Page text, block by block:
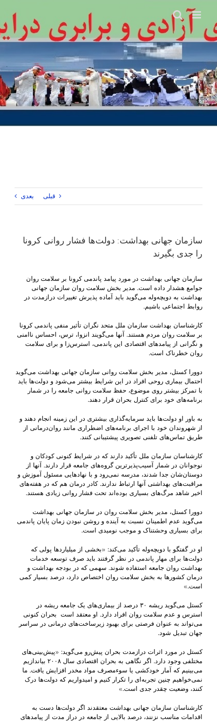
content
قبلی بعدی
سازمان جهانی بهداشت: دولت‌ها فشار روانی کرونا
را جدی بگیرند
سازمان جهانی بهداشت در مورد پیامد پاندمی کرونا بر سلامت روان
جوامع هشدار داده است. مدیر بخش سلامت روان سازمان جهانی
بهداشت به دویچه‌وله می‌گوید باید آماده پذیرش تغییرات درازمدت در
روابط‌ اجتماعی‌ باشیم.
کارشناسان بهداشت سازمان ملل متحد نگران تأثیر منفی پاندمی کرونا
بر سلامت روان مردم هستند. آنها می‌گویند انزوا، ترس، احساس ناامنی
و نگرانی از پیامدهای اقتصادی این پاندمی، استرس‌زا و برای سلامت
روان خطرناک است.
دوورا کستل، مدیر بخش سلامت روانی سازمان جهانی بهداشت می‌گوید
احتمال بیماری روحی افراد در این شرایط بیشتر می‌‌شود و دولت‌ها باید
با تمرکز بیشتر روی موضوع، حفظ سلامت روانی جامعه را در شمار
برنامه‌های خود برای کنترل بحران قرار دهند.
به باور او دولت‌ها باید سرمایه‌گذاری بیشتری در این زمینه انجام دهند و
از شهروندان خود با اجرای برنامه‌های اضطراری مانند روان‌درمانی از
طریق تماس‌های تلفنی تصویری پیشتیبانی کنند.
کارشناسان سازمان ملل تأکید دارند که در شرایط کنونی کودکان و
نوجوانان در شمار آسیب‌پذیرترین گروه‌های جامعه قرار دارند. آنها از
دوستان‌شان جدا شدند، مدرسه نمی‌رود و با نهادهایی مسئول آموزش و
مراقبت‌های بهداشتی آنها ارتباط ندارند. کادر درمان هم که در هفته‌های
اخیر شاهد مرگ‌های بسیاری بوده‌اند تحت فشار روانی زیادی هستند.
دوورا کستل، مدیر بخش سلامت روان در سازمان جهانی بهداشت
می‌گوید عدم اطمینان نسبت به آینده و روشن نبودن زمان پایان پاندمی
برای بسیاری وحشتناک و موجب نومیدی است.
او در گفتگو با دویچه‌وله تأکید می‌کند: «بخشی از میلیاردها پولی که
دولت‌ها برای مهار پاندمی در نظر گرفتند باید صرف توسعه خدمات
بهداشت روان جامعه استفاده شوند. سهمی که در بودجه بهداشت و
درمان کشورها به بخش سلامت روان اختصاص دارد، درصد بسیار کمی
است.»
کستل می‌گوید ریشه ۳۰ درصد از بیماری‌های یک جامعه ریشه در
استرس و عدم سلامت روان افراد دارد. او معتقد است بحران کنونی
می‌تواند به عنوان فرصتی برای بهبود زیرساخت‌های درمانی در سراسر
جهان تبدیل شود.
کستل در مورد اثرات درازمدت بحران پیش‌رو می‌گوید: «‌پیش‌بینی‌های
مختلفی وجود دارد. اگر نگاهی به بحران اقتصادی سال ۲۰۰۸ بیاندازیم
می‌بینیم که آمار خودکشی یا سوءمصرف مواد مخدر افزایش یافت. ما
نمی‌خواهیم چنین تجربه‌ای را تکرار کنیم و امیدواریم که دولت‌ها درک
کنند، وضعیت چقدر جدی است.»
کارشناسان سازمان جهانی بهداشت معتقدند اگر دولت‌ها دست به
اقدامات مناسب نزنند، درصد بالایی از جامعه در دراز مدت از پیامدهای